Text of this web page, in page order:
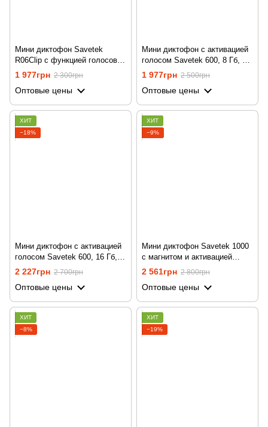
Мини диктофон Savetek
R06Clip с функцией голосовой
активации, 32 Гб, VOX, 10
часов записи
1 977грн 2 300грн
Оптовые цены
Мини диктофон с активацией
голосом Savetek 600, 8 Гб, 50
часов записи
1 977грн 2 500грн
Оптовые цены
ХИТ
−18%
Мини диктофон с активацией
голосом Savetek 600, 16 Гб,
50 часов записи
2 227грн 2 700грн
Оптовые цены
ХИТ
−9%
Мини диктофон Savetek 1000
с магнитом и активацией
голосом, 16 Gb, 600 часов
2 561грн 2 800грн
Оптовые цены
ХИТ
−8%
ХИТ
−19%